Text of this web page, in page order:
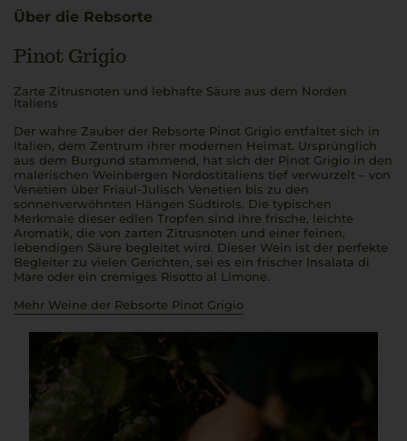
Über die Rebsorte
Pinot Grigio
Zarte Zitrusnoten und lebhafte Säure aus dem Norden
Italiens
Der wahre Zauber der Rebsorte Pinot Grigio entfaltet sich in
Italien, dem Zentrum ihrer modernen Heimat. Ursprünglich
aus dem Burgund stammend, hat sich der Pinot Grigio in den
malerischen Weinbergen Nordostitaliens tief verwurzelt – von
Venetien über Friaul-Julisch Venetien bis zu den
sonnenverwöhnten Hängen Südtirols. Die typischen
Merkmale dieser edlen Tropfen sind ihre frische, leichte
Aromatik, die von zarten Zitrusnoten und einer feinen,
lebendigen Säure begleitet wird. Dieser Wein ist der perfekte
Begleiter zu vielen Gerichten, sei es ein frischer Insalata di
Mare oder ein cremiges Risotto al Limone.
Mehr Weine der Rebsorte Pinot Grigio